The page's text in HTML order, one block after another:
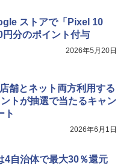
ストアで「Pixel 10
分のポイント付与
2026年5月20日
舗とネット両方利用する
トが抽選で当たるキャン
ト
2026年6月1日
4自治体で最大30％還元